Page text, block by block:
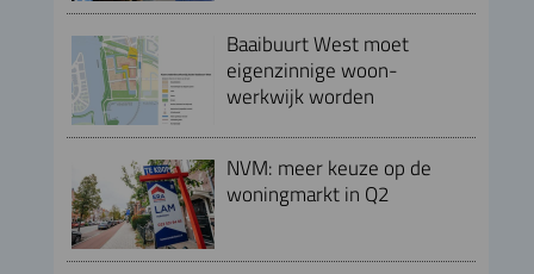
Baaibuurt West moet
eigenzinnige woon-
werkwijk worden
NVM: meer keuze op de
woningmarkt in Q2